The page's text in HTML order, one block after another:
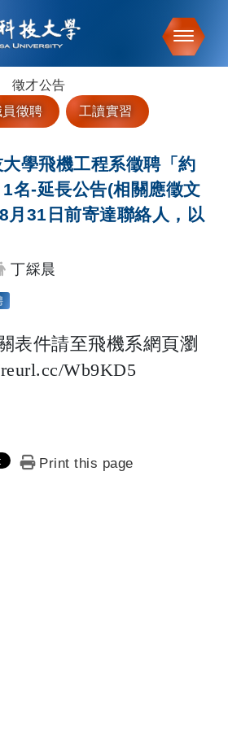
主要內容
徵才公告
員徵聘 工讀實習
學飛機工程系徵聘「約
名-延長公告(相關應徵文
月31日前寄達聯絡人，以
發布者：
丁綵晨
表件請至飛機系網頁瀏
Wb9KD5
Print this page